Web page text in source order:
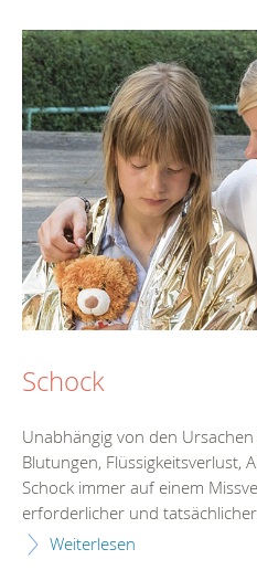
Schock
Unabhängig von den
Blutungen, Flüssigkeitsverlust,
Schock immer auf einem
erforderlicher und
Weiterlesen